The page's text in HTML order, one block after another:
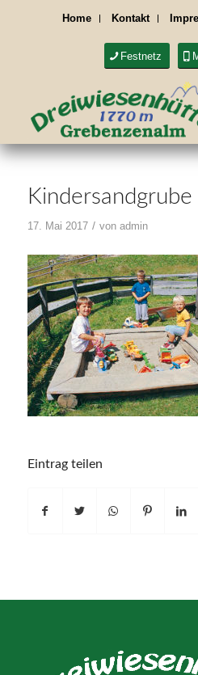
Home Kontakt
Festnetz
Kindersandgrube
17. Mai 2017 / von admin
Eintrag teilen